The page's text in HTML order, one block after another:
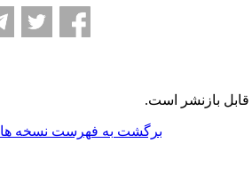
قابل بازنشر است.
برگشت به فهرست نسخه ها